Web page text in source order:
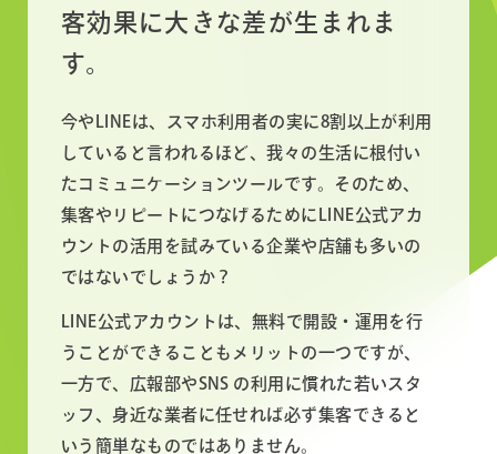
客効果に大きな差が生まれま
す。
今やLINEは、スマホ利用者の実に8割以上が利用
していると言われるほど、我々の生活に根付い
たコミュニケーションツールです。そのため、
集客やリピートにつなげるためにLINE公式アカ
ウントの活用を試みている企業や店舗も多いの
ではないでしょうか？
LINE公式アカウントは、無料で開設・運用を行
うことができることもメリットの一つですが、
一方で、広報部やSNS の利用に慣れた若いスタ
ッフ、身近な業者に任せれば必ず集客できると
いう簡単なものではありません。